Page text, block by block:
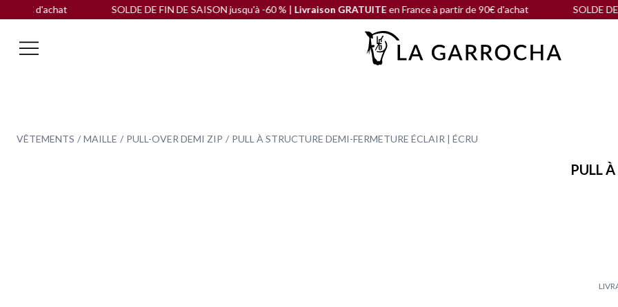
SOLDE DE FIN DE SAISON jusqu'à -60 % |Livraison GRATUITEen France à partir de 90€ d'achat SOLDE DE FIN
VÊTEMENTS MAILLE PULL-OVER DEMI ZIP PULL À STRUCTURE DEMI-FERMETURE ÉCLAIR | ÉCRU
PULL